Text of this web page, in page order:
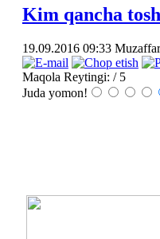
Kim qancha
19.09.2016 09:33
Maqola Reytingi: / 5
Juda yomon!